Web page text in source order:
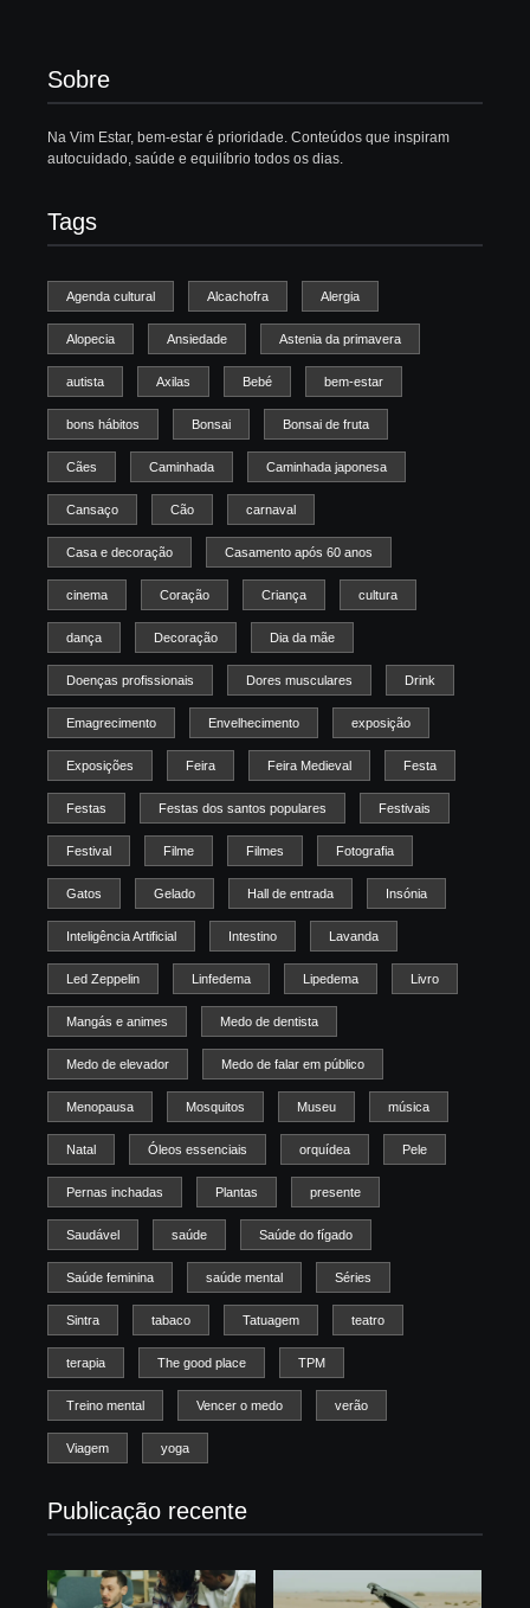
Sobre
Na Vim Estar, bem-estar é prioridade. Conteúdos que inspiram
autocuidado, saúde e equilíbrio todos os dias.
Tags
Agenda cultural Alcachofra Alergia
Alopecia Ansiedade Astenia da primavera
autista Axilas Bebé bem-estar
bons hábitos Bonsai Bonsai de fruta
Cães Caminhada Caminhada japonesa
Cansaço Cão carnaval
Casa e decoração Casamento após 60 anos
cinema Coração Criança cultura
dança Decoração Dia da mãe
Doenças profissionais Dores musculares Drink
Emagrecimento Envelhecimento exposição
Exposições Feira Feira Medieval Festa
Festas Festas dos santos populares Festivais
Festival Filme Filmes Fotografia
Gatos Gelado Hall de entrada Insónia
Inteligência Artificial Intestino Lavanda
Led Zeppelin Linfedema Lipedema Livro
Mangás e animes Medo de dentista
Medo de elevador Medo de falar em público
Menopausa Mosquitos Museu música
Natal Óleos essenciais orquídea Pele
Pernas inchadas Plantas presente
Saudável saúde Saúde do fígado
Saúde feminina saúde mental Séries
Sintra tabaco Tatuagem teatro
terapia The good place TPM
Treino mental Vencer o medo verão
Viagem yoga
Publicação recente